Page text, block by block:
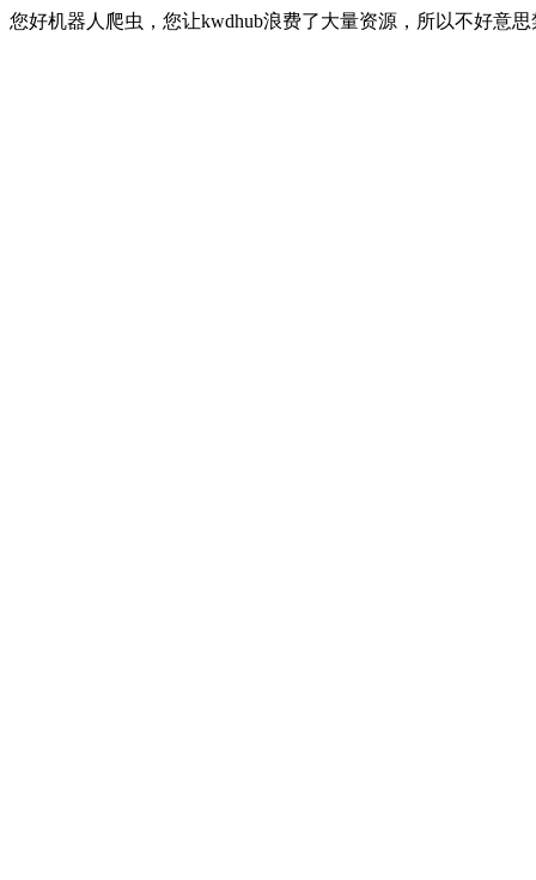
您好机器人爬虫，您让kwdhub浪费了大量资源，所以不好意